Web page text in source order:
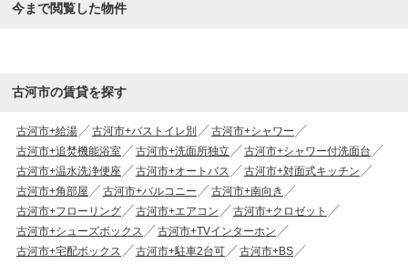
今まで閲覧した物件
古河市の賃貸を探す
古河市+給湯 古河市+バストイレ別
古河市+シャワー
古河市+追焚機能浴室
古河市+洗面所独立
古河市+シャワー付洗面台
古河市+温水洗浄便座
古河市+オートバス
古河市+対面式キッチン
古河市+角部屋
古河市+バルコニー
古河市+南向き
古河市+フローリング
古河市+エアコン
古河市+クロゼット
古河市+シューズボックス
古河市+TVインターホン
古河市+宅配ボックス
古河市+駐車2台可
古河市+BS